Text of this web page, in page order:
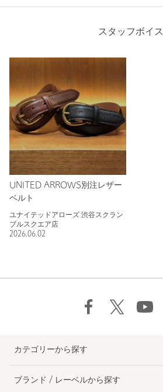
スタッフボイス
UNITED ARROWS別注レザー
ベルト
ユナイテッドアローズ 渋谷スクラン
ブルスクエア店
2026.06.02
カテゴリーから探す
ブランド / レーベルから探す